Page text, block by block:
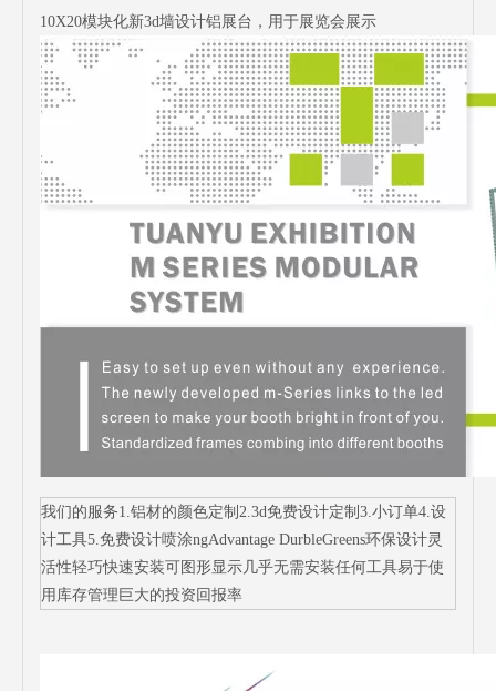
10X20模块化新3d墙设计铝展台，用于展览会展示
我们的服务1.铝材的颜色定制2.3d免费设计定制3.小订单4.设
计工具5.免费设计喷涂ngAdvantage DurbleGreens环保设计灵
活性轻巧快速安装可图形显示几乎无需安装任何工具易于使
用库存管理巨大的投资回报率